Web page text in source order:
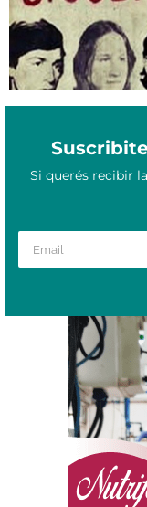
Si querés recibir